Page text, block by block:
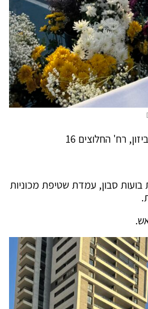
סבון, עמדת שטיפת מכוניות